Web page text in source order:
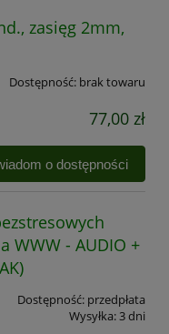
zasięg 2mm,
Dostępność: brak towaru
77,00 zł
o dostępności
WWW - AUDIO +
Dostępność: przedpłata
Wysyłka:3 dni